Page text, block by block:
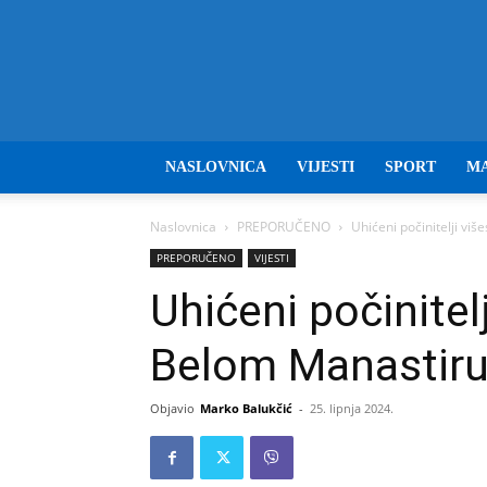
NASLOVNICA VIJESTI SPORT
Naslovnica PREPORUČENO Uhićeni počinitelji
PREPORUČENO VIJESTI
Uhićeni
Belom Manastiru
Objavio Marko Balukčić - 25. lipnja 2024.